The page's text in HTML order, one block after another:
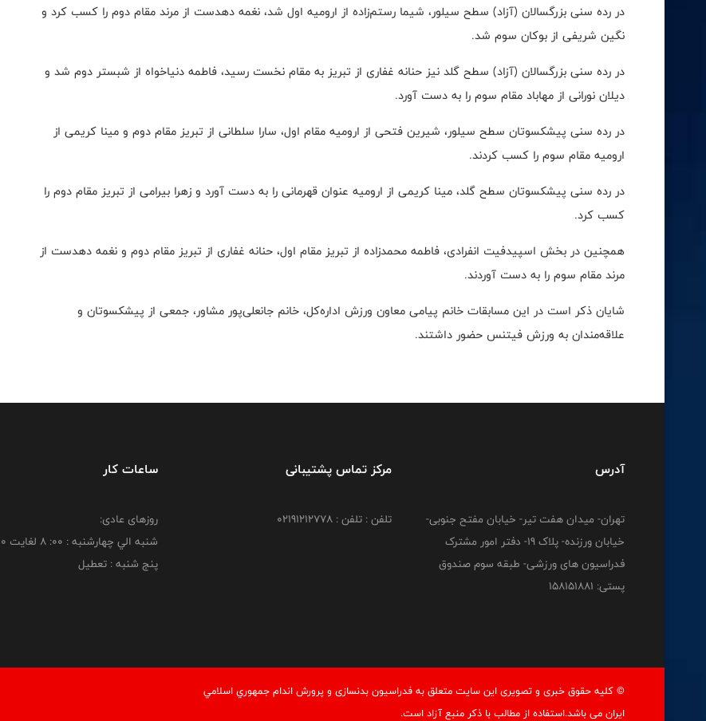
در رده سنی بزرگسالان (آزاد) سطح سیلور، شیما رستم‌زاده از ارومیه اول شد، نغمه دهدست از مرند مقام دوم را کسب کرد و
نگین شریفی از بوکان سوم شد.
در رده سنی بزرگسالان (آزاد) سطح گلد نیز حنانه غفاری از تبریز به مقام نخست رسید، فاطمه دنیاخواه از شبستر دوم شد و
دیلان نورانی از مهاباد مقام سوم را به دست آورد.
در رده سنی پیشکسوتان سطح سیلور، شیرین فتحی از ارومیه مقام اول، سارا سلطانی از تبریز مقام دوم و مینا کریمی از
ارومیه مقام سوم را کسب کردند.
در رده سنی پیشکسوتان سطح گلد، مینا کریمی از ارومیه عنوان قهرمانی را به دست آورد و زهرا بیرامی از تبریز مقام دوم را
کسب کرد.
همچنین در بخش اسپیدفیت انفرادی، فاطمه محمدزاده از تبریز مقام اول، حنانه غفاری از تبریز مقام دوم و نغمه دهدست از
مرند مقام سوم را به دست آوردند.
شایان ذکر است در این مسابقات خانم پیامی معاون ورزش اداره‌کل، خانم جانعلی‌پور مشاور، جمعی از پیشکسوتان و
علاقه‌مندان به ورزش فیتنس حضور داشتند.
آدرس
تهران- میدان هفت تیر- خیابان مفتح جنوبی-
خیابان ورزنده- پلاک 19- دفتر امور مشترک
فدراسیون های ورزشی- طبقه سوم صندوق
پستی: 158151881
مرکز تماس پشتیبانی
تلفن : تلفن : 02191212778
ساعات کار
روزهای عادی:
شنبه الي چهارشنبه : 00: 8 لغايت 16:00
پنج شنبه : تعطیل
© کليه حقوق خبری و تصويری اين سايت متعلق به فدراسيون بدنسازی و پرورش اندام جمهوري اسلامي
ايران می باشد.استفاده از مطالب با ذكر منبع آزاد است.